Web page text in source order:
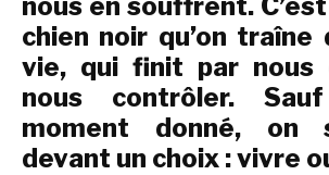
chien noir qu’on traîne
vie, qui finit par nous
nous contrôler.
moment donné, on
devant un choix : vivre